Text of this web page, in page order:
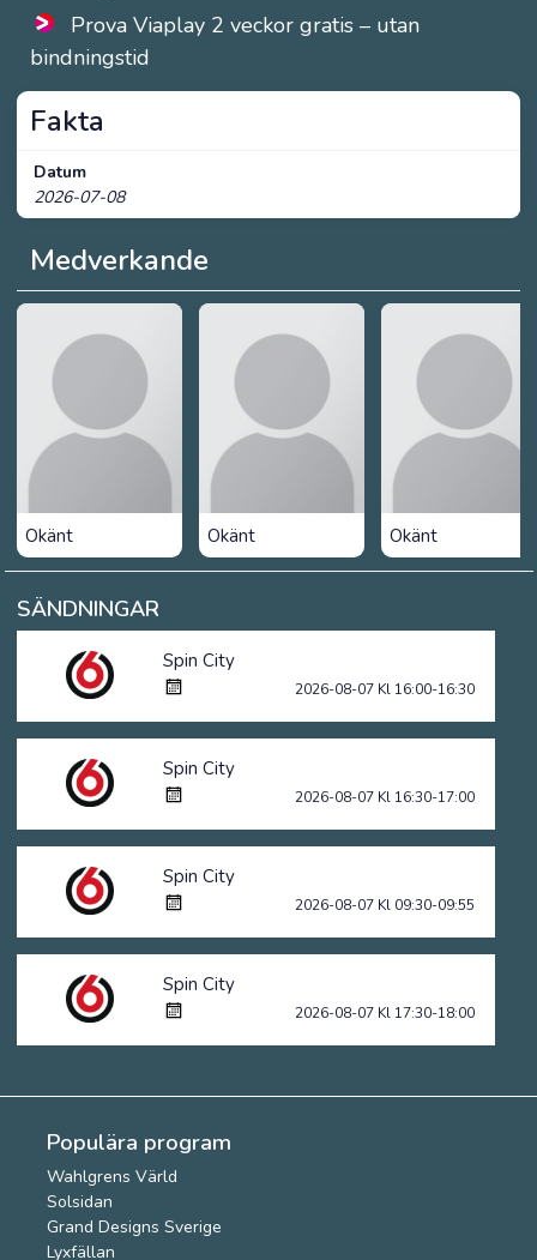
Prova Viaplay 2 veckor gratis – utan
bindningstid
Medverkande
Okänt Okänt Okänt
Fakta
Datum
2026-07-08
SÄNDNINGAR
Spin City
2026-08-07 Kl 16:00-16:30
Spin City
2026-08-07 Kl 16:30-17:00
Spin City
2026-08-07 Kl 09:30-09:55
Spin City
2026-08-07 Kl 17:30-18:00
Populära program
Wahlgrens Värld
Solsidan
Grand Designs Sverige
Lyxfällan